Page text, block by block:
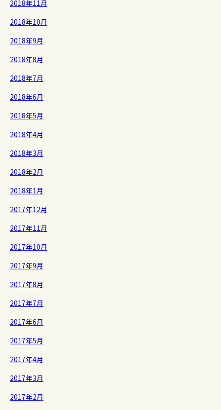
2018年11月
2018年10月
2018年9月
2018年8月
2018年7月
2018年6月
2018年5月
2018年4月
2018年3月
2018年2月
2018年1月
2017年12月
2017年11月
2017年10月
2017年9月
2017年8月
2017年7月
2017年6月
2017年5月
2017年4月
2017年3月
2017年2月